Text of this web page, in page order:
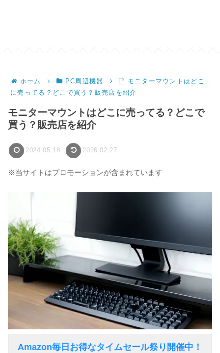
ホーム PC周辺機器
モニターマウントはどこ
に売ってる？どこで買う？販売店を紹介
モニターマウントはどこに売ってる？どこで
買う？販売店を紹介
2024.05.18 2026.02.27
※当サイトはプロモーションが含まれています
Amazon毎日お得なタイムセール祭り開催中！